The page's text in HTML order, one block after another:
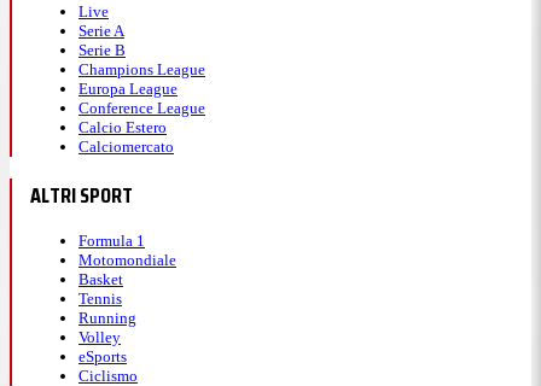
Live
Serie A
Serie B
Champions League
Europa League
Conference League
Calcio Estero
Calciomercato
ALTRI SPORT
Formula 1
Motomondiale
Basket
Tennis
Running
Volley
eSports
Ciclismo